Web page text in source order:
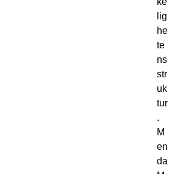
lig
he
te
ns
str
uk
tur
.
M
en
da